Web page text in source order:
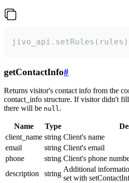
getContactInfo#
Returns visitor's contact info from the
contact_info structure. If visitor didn't
there will be null.
Name Type
client_name string Client's name
email
string Client's email
phone
string Client's phone
description
string
Additional
set with